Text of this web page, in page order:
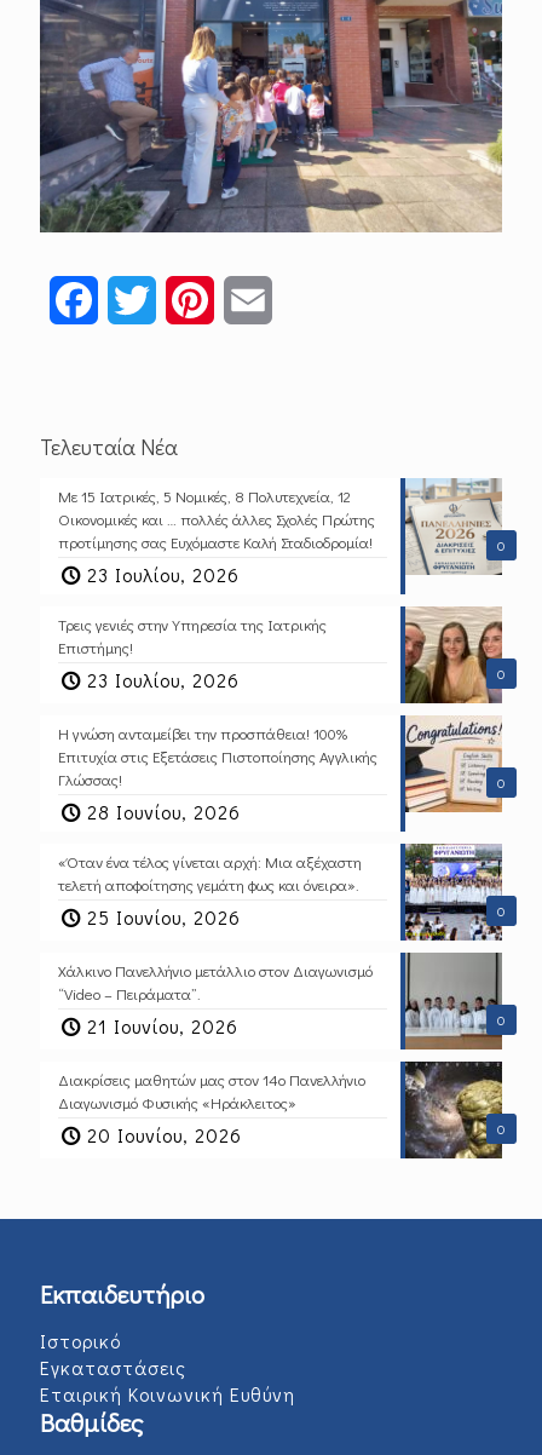
FacebookTwitter Pinterest
Τελευταία Νέα
0
Με 15 Ιατρικές, 5 Νομικές, 8 Πολυτεχνεία, 12
Οικονομικές και … πολλές άλλες Σχολές Πρώτης
προτίμησης σας Ευχόμαστε Καλή Σταδιοδρομία!
23 Ιουλίου, 2026
0
Τρεις γενιές στην Υπηρεσία της Ιατρικής
Επιστήμης!
23 Ιουλίου, 2026
0
Η γνώση ανταμείβει την προσπάθεια! 100%
Επιτυχία στις Εξετάσεις Πιστοποίησης Αγγλικής
Γλώσσας!
28 Ιουνίου, 2026
0
«Όταν ένα τέλος γίνεται αρχή: Μια αξέχαστη
τελετή αποφοίτησης γεμάτη φως και όνειρα».
25 Ιουνίου, 2026
0
Χάλκινο Πανελλήνιο μετάλλιο στον Διαγωνισμό
“Video – Πειράματα”.
21 Ιουνίου, 2026
0
Διακρίσεις μαθητών μας στον 14ο Πανελλήνιο
Διαγωνισμό Φυσικής «Ηράκλειτος»
20 Ιουνίου, 2026
Εκπαιδευτήριο
Ιστορικό
Εγκαταστάσεις
Εταιρική Κοινωνική Ευθύνη
Βαθμίδες